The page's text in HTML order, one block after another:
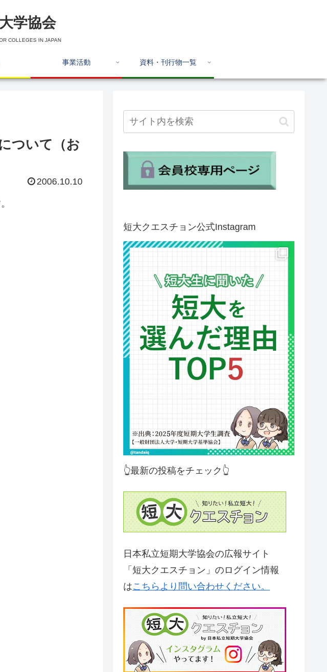
学協会
COLLEGES IN JAPAN
事業活動 資料・刊行物一覧
ついて（お
2006.10.10
短大クエスチョン公式Instagram
👆最新の投稿をチェック👆
日本私立短期大学協会の広報サイト
「短大クエスチョン」のログイン情報
はこちらより問い合わせください。